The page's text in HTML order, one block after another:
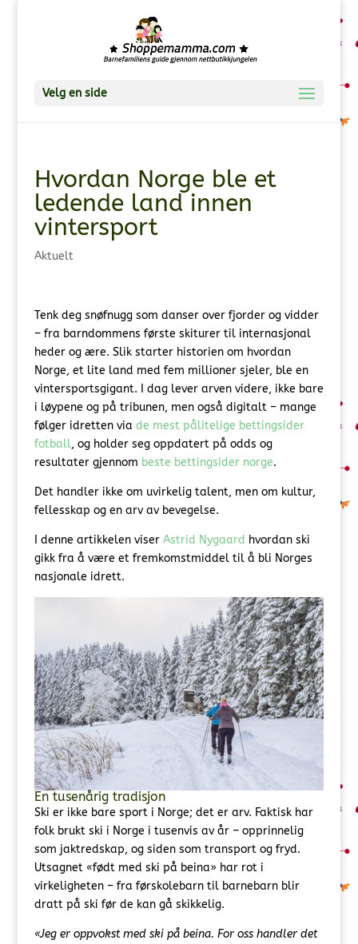
Velg en side
Hvordan Norge ble et
ledende land innen
vintersport
Aktuelt
Tenk deg snøfnugg som danser over fjorder og vidder
– fra barndommens første skiturer til internasjonal
heder og ære. Slik starter historien om hvordan
Norge, et lite land med fem millioner sjeler, ble en
vintersportsgigant. I dag lever arven videre, ikke bare
i løypene og på tribunen, men også digitalt – mange
følger idretten via de mest pålitelige bettingsider
fotball, og holder seg oppdatert på odds og
resultater gjennom beste bettingsider norge.
Det handler ikke om uvirkelig talent, men om kultur,
fellesskap og en arv av bevegelse.
I denne artikkelen viser Astrid Nygaard hvordan ski
gikk fra å være et fremkomstmiddel til å bli Norges
nasjonale idrett.
En tusenårig tradisjon
Ski er ikke bare sport i Norge; det er arv. Faktisk har
folk brukt ski i Norge i tusenvis av år – opprinnelig
som jaktredskap, og siden som transport og fryd.
Utsagnet «født med ski på beina» har rot i
virkeligheten – fra førskolebarn til barnebarn blir
dratt på ski før de kan gå skikkelig.
«Jeg er oppvokst med ski på beina. For oss handler det